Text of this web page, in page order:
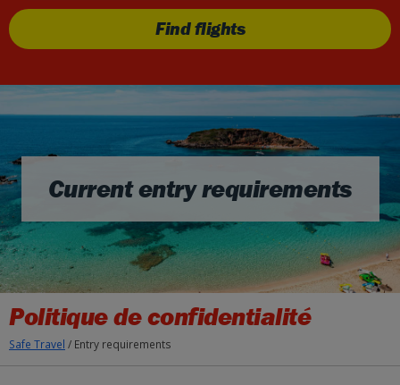
Find flights
Current entry requirements
Politique de confidentialité
Safe Travel / Entry requirements